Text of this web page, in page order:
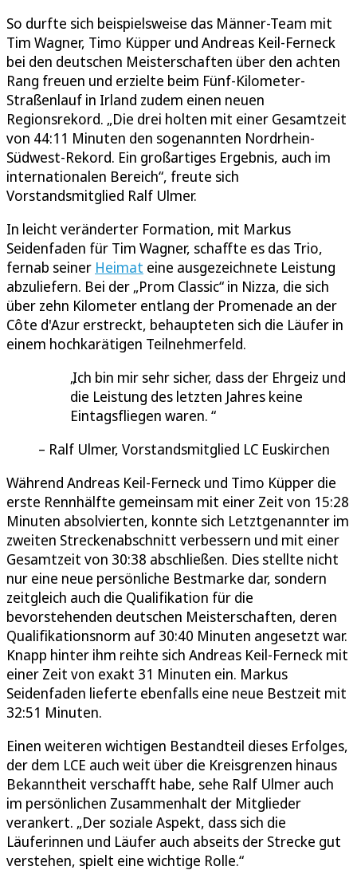
So durfte sich beispielsweise das Männer-Team mit
Tim Wagner, Timo Küpper und Andreas Keil-Ferneck
bei den deutschen Meisterschaften über den achten
Rang freuen und erzielte beim Fünf-Kilometer-
Straßenlauf in Irland zudem einen neuen
Regionsrekord. „Die drei holten mit einer Gesamtzeit
von 44:11 Minuten den sogenannten Nordrhein-
Südwest-Rekord. Ein großartiges Ergebnis, auch im
internationalen Bereich“, freute sich
Vorstandsmitglied Ralf Ulmer.
In leicht veränderter Formation, mit Markus
Seidenfaden für Tim Wagner, schaffte es das Trio,
fernab seiner Heimat eine ausgezeichnete Leistung
abzuliefern. Bei der „Prom Classic“ in Nizza, die sich
über zehn Kilometer entlang der Promenade an der
Côte d'Azur erstreckt, behaupteten sich die Läufer in
einem hochkarätigen Teilnehmerfeld.
Ich bin mir sehr sicher, dass der Ehrgeiz und
die Leistung des letzten Jahres keine
Eintagsfliegen waren.
Ralf Ulmer, Vorstandsmitglied LC Euskirchen
Während Andreas Keil-Ferneck und Timo Küpper die
erste Rennhälfte gemeinsam mit einer Zeit von 15:28
Minuten absolvierten, konnte sich Letztgenannter im
zweiten Streckenabschnitt verbessern und mit einer
Gesamtzeit von 30:38 abschließen. Dies stellte nicht
nur eine neue persönliche Bestmarke dar, sondern
zeitgleich auch die Qualifikation für die
bevorstehenden deutschen Meisterschaften, deren
Qualifikationsnorm auf 30:40 Minuten angesetzt war.
Knapp hinter ihm reihte sich Andreas Keil-Ferneck mit
einer Zeit von exakt 31 Minuten ein. Markus
Seidenfaden lieferte ebenfalls eine neue Bestzeit mit
32:51 Minuten.
Einen weiteren wichtigen Bestandteil dieses Erfolges,
der dem LCE auch weit über die Kreisgrenzen hinaus
Bekanntheit verschafft habe, sehe Ralf Ulmer auch
im persönlichen Zusammenhalt der Mitglieder
verankert. „Der soziale Aspekt, dass sich die
Läuferinnen und Läufer auch abseits der Strecke gut
verstehen, spielt eine wichtige Rolle.“